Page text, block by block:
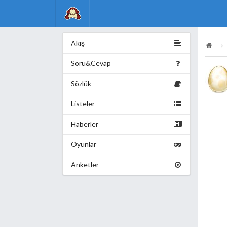
Akış
Soru&Cevap
Sözlük
Listeler
Haberler
Oyunlar
Anketler